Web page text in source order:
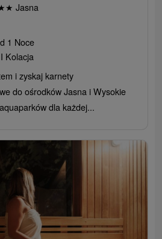
★ Jasna
1 Noce
Kolacja
i zyskaj karnety
do ośrodków Jasna i Wysokie
dla każdej...